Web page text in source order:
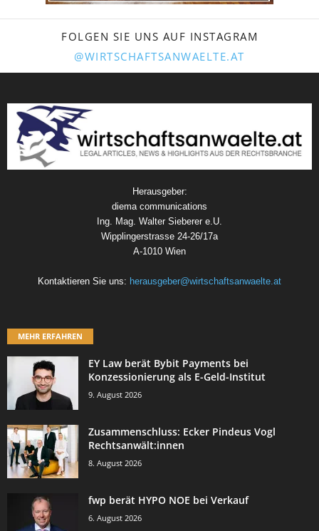
FOLGEN SIE UNS AUF INSTAGRAM
@WIRTSCHAFTSANWAELTE.AT
Herausgeber:
diema communications
Ing. Mag. Walter Sieberer e.U.
Wipplingerstrasse 24-26/17a
A-1010 Wien
Kontaktieren Sie uns: herausgeber@wirtschaftsanwaelte.at
MEHR ERFAHREN
EY Law berät Bybit Payments bei
Konzessionierung als E-Geld-Institut
9. August 2026
Zusammenschluss: Ecker Pindeus Vogl
Rechtsanwält:innen
8. August 2026
fwp berät HYPO NOE bei Verkauf
6. August 2026